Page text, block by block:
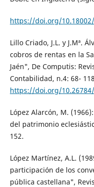
https://doi.org/
Lillo Criado, J.L. y J.Mª.
cobros de rentas en la
Jaén", De Computis:
Contabilidad, n.4: 68-
https://doi.org/
López Alarcón, M.
del patrimonio
152.
López Martínez, A.L.
participación de los
pública castellana",